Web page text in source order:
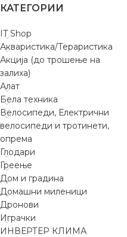
КАТЕГОРИИ
IT Shop
Акваристика/Тераристика
Акција (до трошење на
залиха)
Алат
Бела техника
Велосипеди, Електрични
велосипеди и тротинети,
опрема
Глодари
Греење
Дом и градина
Домашни миленици
Дронови
Играчки
ИНВЕРТЕР КЛИМА